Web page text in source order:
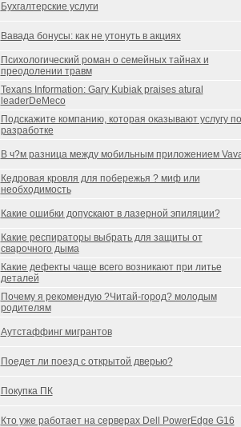
Бухгалтерские услуги
Вавада бонусы: как не утонуть в акциях
Психологический роман о семейных тайнах и
преодолении травм
Texans Information: Gary Kubiak praises atural
leaderDeMeco
Подскажите компанию, которая оказывают услугу по
разработке
В ч?м разница между мобильным приложением
Кедровая кровля для побережья ? миф или
необходимость
Какие ошибки допускают в лазерной эпиляции?
Какие респираторы выбрать для защиты от
сварочного дыма
Какие дефекты чаще всего возникают при литье
деталей
Почему я рекомендую ?Читай-город? молодым
родителям
Аутстаффинг мигрантов
Поедет ли поезд с открытой дверью?
Покупка ПК
Кто уже работает на серверах Dell PowerEdge G16